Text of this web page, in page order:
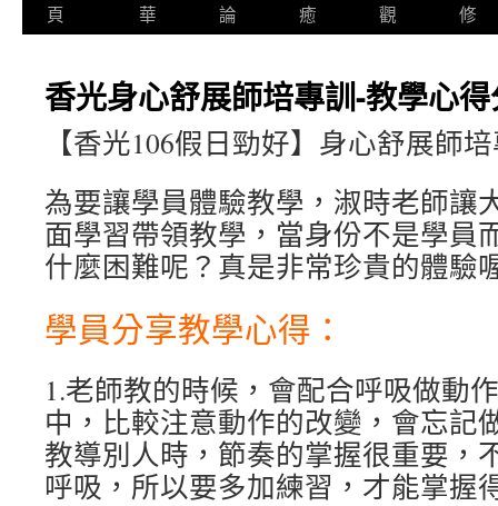
頁
華
論
癒
觀
修
香光身心舒展師培專訓-教學心
【香光106假日勁好】身心舒展師
為要讓學員體驗教學，淑時老師讓
面學習帶領教學，當身份不是學員
什麼困難呢？真是非常珍貴的體驗
學員分享教學心得：
1.老師教的時候，會配合呼吸做動
中，比較注意動作的改變，會忘記
教導別人時，節奏的掌握很重要，
呼吸，所以要多加練習，才能掌握